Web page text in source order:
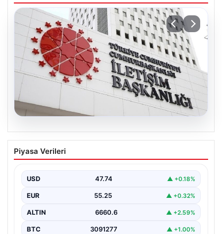
07.08.2026
DMM’den Mekke Ortak Savunma Paktı
Hakkındaki İddialara Resmi Yanıt
Suudi Arabistan ve Pakistan arasında imzalandığı
belirtilen Mekke Ortak…
Piyasa Verileri
USD 47.74 ▲ +0.18%
EUR 55.25 ▲ +0.32%
ALTIN 6660.6 ▲ +2.59%
BTC 3091277 ▲ +1.00%